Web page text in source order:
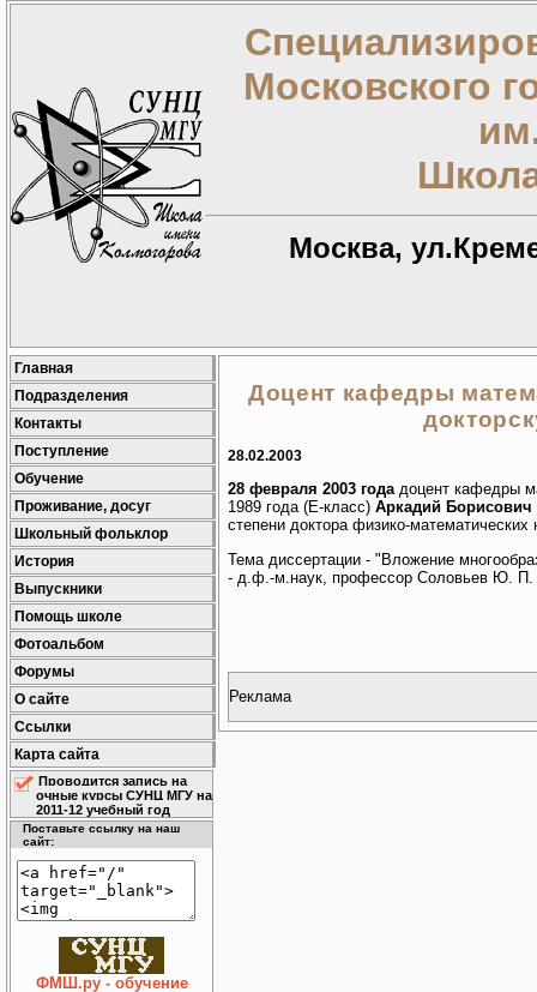
Московского
Москва,
Главная
Подразделения
Контакты
Поступление
Обучение
Проживание, досуг
Школьный фольклор
История
Выпускники
Помощь школе
Фотоальбом
Форумы
О сайте
Ссылки
Карта сайта
Проводится запись на
очные курсы СУНЦ МГУ на
2011-12 учебный год
Поставьте ссылку на наш
сайт:
ФМШ.ру - обучение
Доцент кафедры
28.02.2003
28 февраля 2003 годадоцент кафедры
1989 года (Е-класс) Аркадий Борисович
степени доктора физико-математических
Тема диссертации - "Вложение
- д.ф.-м.наук, профессор Соловьев Ю. П.
Реклама